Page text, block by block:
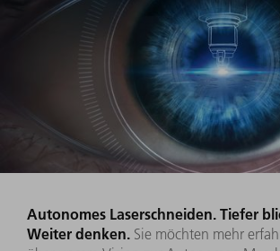
Autonomes Laserschneiden. Tiefer
Weiter denken. Sie möchten mehr